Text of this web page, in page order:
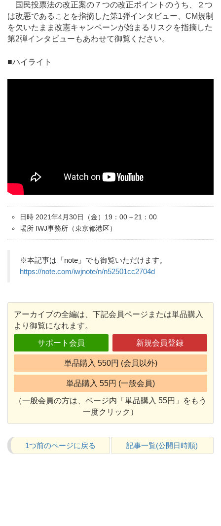
国民投票法の改正案の７つの改正ポイントのうち、２つ
は改悪であることを指摘した第1弾インタビュー、CM規制
を欠いたまま改憲キャンペーンが始まるリスクを指摘した
第2弾インタビューもあわせて御覧ください。
■ハイライト
日時 2021年4月30日（金）19：00～21：00
場所 IWJ事務所（東京都港区）
※本記事は「note」でも御覧いただけます。
https://note.com/iwjnote/n/n52501cc2704d
アーカイブの全編は、下記会員ページまたは単品購入
より御覧になれます。
サポート会員 新規会員登録
単品購入 550円 (会員以外)
単品購入 55円 (一般会員)
（一般会員の方は、ページ内「単品購入 55円」をもう
一度クリック）
1つ前のページに戻る 記事一覧(公開日時順)